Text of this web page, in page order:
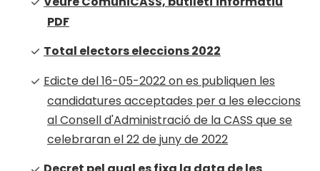
PDF
Total electors eleccions 2022
Edicte del 16-05-2022 on es publiquen les
candidatures acceptades per a les eleccions
al Consell d'Administració de la CASS que se
celebraran el 22 de juny de 2022